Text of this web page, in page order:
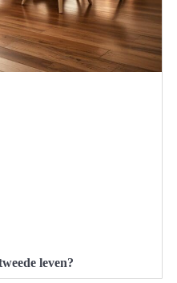
leven?